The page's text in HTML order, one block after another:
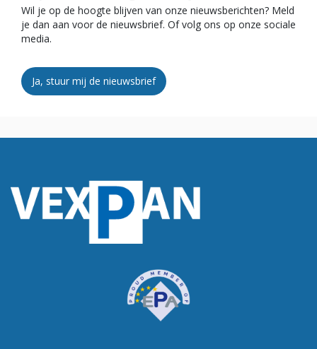
Wil je op de hoogte blijven van onze nieuwsberichten? Meld
je dan aan voor de nieuwsbrief. Of volg ons op onze sociale
media.
Ja, stuur mij de nieuwsbrief